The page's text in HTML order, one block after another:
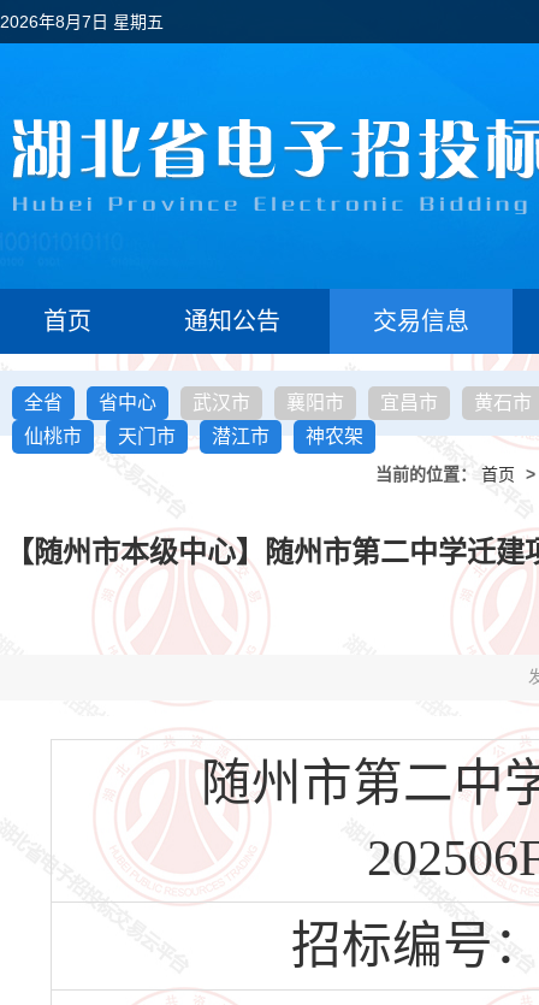
2026年8月7日 星期五
首页 通知公告 交易信息
全省 省中心 武汉市 襄阳市 宜昌市
黄石市
仙桃市
天门市 潜江市 神农架
当前的位置： 首页 >
【随州市本级中心】随州市第二中学迁
随州市第二中
招标编号